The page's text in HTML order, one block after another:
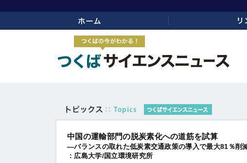
ホーム リンク
中国の運輸部門の脱炭素化への道筋を試算
―バランスの取れた低炭素交通政策の導入で最大81％削
：広島大学/国立環境研究所